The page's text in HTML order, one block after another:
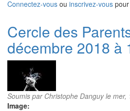
Cercle
samedi
janvier
2020
Connectez-vous ou inscrivez-vous
Cercle des
décembre 2018 à
Soumis par Christophe Danguyle mer,
Image: